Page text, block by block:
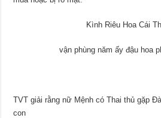
Kình Riêu Hoa Cái
vận phùng năm ấy đậu hoa
TVT giải rằng nữ Mệnh có Thai thủ gặp
con